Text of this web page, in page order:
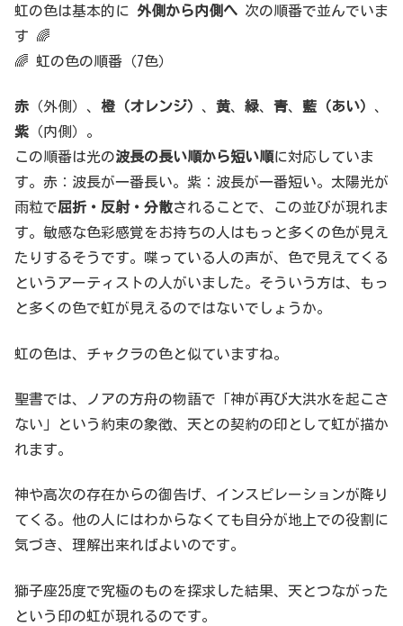
虹の色は基本的に 外側から内側へ 次の順番で並んでいま
す 🌈
🌈 虹の色の順番（7色）
赤 （外側）、 橙（オレンジ） 、 黄、 緑、 青、 藍（あい） 、
紫 （内側）。
この順番は光の波長の長い順から短い順に対応していま
す。赤：波長が一番長い。紫：波長が一番短い。太陽光が
雨粒で屈折・反射・分散されることで、この並びが現れま
す。敏感な色彩感覚をお持ちの人はもっと多くの色が見え
たりするそうです。喋っている人の声が、色で見えてくる
というアーティストの人がいました。そういう方は、もっ
と多くの色で虹が見えるのではないでしょうか。
虹の色は、チャクラの色と似ていますね。
聖書では、ノアの方舟の物語で「神が再び大洪水を起こさ
ない」という約束の象徴、天との契約の印として虹が描か
れます。
神や高次の存在からの御告げ、インスピレーションが降り
てくる。他の人にはわからなくても自分が地上での役割に
気づき、理解出来ればよいのです。
獅子座25度で究極のものを探求した結果、天とつながった
という印の虹が現れるのです。